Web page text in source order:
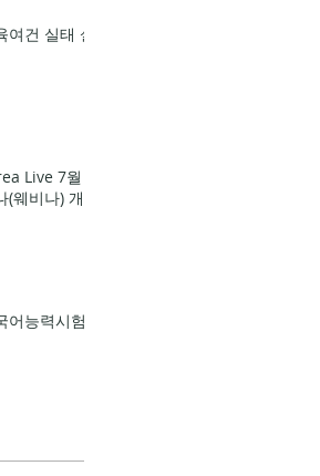
건 실태 설
Live 7월
(웨비나) 개
어능력시험